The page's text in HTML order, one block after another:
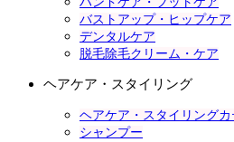
バストアップ・ヒップケア
デンタルケア
脱毛除毛クリーム・ケア
ヘアケア・スタイリング
ヘアケア・スタイリング
シャンプー